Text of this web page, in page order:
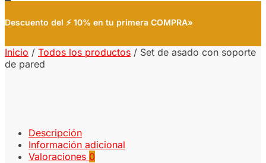
Descuento del ⚡ 10% en tu primera COMPRA»
Inicio / Todos los productos / Set de asado con soporte
de pared
Descripción
Información adicional
Valoraciones 0